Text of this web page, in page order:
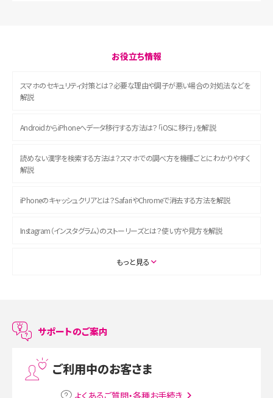
お役立ち情報
スマホのセキュリティ対策とは？必要な理由や調子が悪い場合の対処法などを
解説
AndroidからiPhoneへデータ移行する方法は？「iOSに移行」を解説
読めない漢字を検索する方法は？スマホでの調べ方を機種ごとにわかりやすく
解説
iPhoneのキャッシュクリアとは？SafariやChromeで消去する方法を解説
Instagram（インスタグラム）のストーリーズとは？使い方や見方を解説
ASMRとは？初心者向けの代表ジャンルや楽しみ方を解説
LINEで友だちを削除する方法は？方法ごとの影響や復活・復元する方法も解説
MNOとは？MVNOやMVNEとの違いやメリット・デメリットを解説
もっと見る
サポートのご案内
ご利用中のお客さま
よくあるご質問・各種お手続き